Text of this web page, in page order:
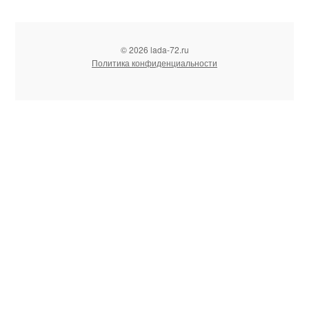
© 2026 lada-72.ru
Политика конфиденциальности